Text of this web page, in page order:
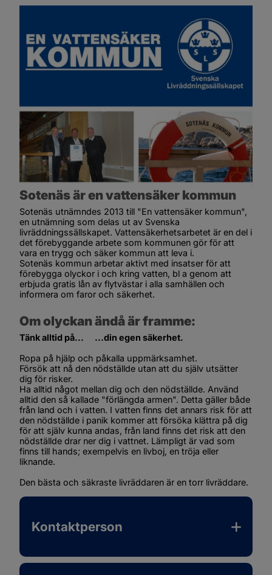
Sotenäs är en vattensäker kommun
Sotenäs utnämndes 2013 till "En vattensäker kommun",
en utnämning som delas ut av Svenska
livräddningssällskapet. Vattensäkerhetsarbetet är en del i
det förebyggande arbete som kommunen gör för att
vara en trygg och säker kommun att leva i.
Sotenäs kommun arbetar aktivt med insatser för att
förebygga olyckor i och kring vatten, bl a genom att
erbjuda gratis lån av flytvästar i alla samhällen och
informera om faror och säkerhet.
Om olyckan ändå är framme:
Tänk alltid på...      ...din egen säkerhet.
Ropa på hjälp och påkalla uppmärksamhet.
Försök att nå den nödställde utan att du själv utsätter
dig för risker.
Ha alltid något mellan dig och den nödställde. Använd
alltid den så kallade "förlängda armen". Detta gäller både
från land och i vatten. I vatten finns det annars risk för att
den nödställde i panik kommer att försöka klättra på dig
för att själv kunna andas, från land finns det risk att den
nödställde drar ner dig i vattnet. Lämpligt är vad som
finns till hands; exempelvis en livboj, en tröja eller
liknande.
Den bästa och säkraste livräddaren är en torr livräddare.
Kontaktperson